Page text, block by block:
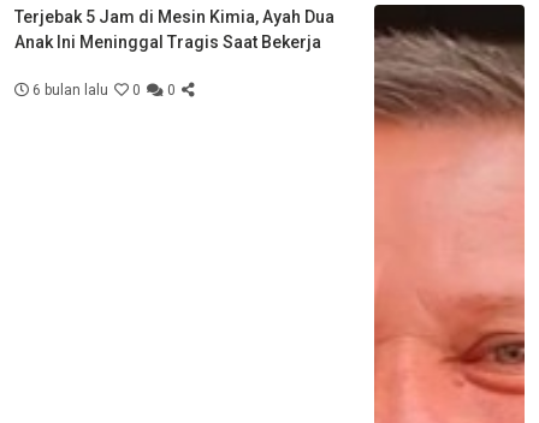
Terjebak 5 Jam di Mesin Kimia, Ayah Dua
Anak Ini Meninggal Tragis Saat Bekerja
6 bulan lalu 0 0